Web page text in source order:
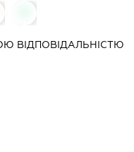
ВІДПОВІДАЛЬНІСТЮ